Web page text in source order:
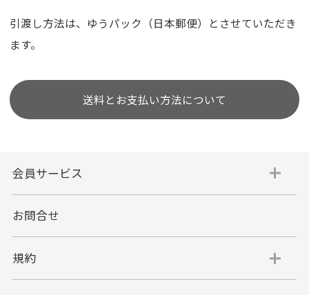
引渡し方法は、ゆうパック（日本郵便）とさせていただき
ます。
送料とお支払い方法について
会員サービス
お問合せ
規約